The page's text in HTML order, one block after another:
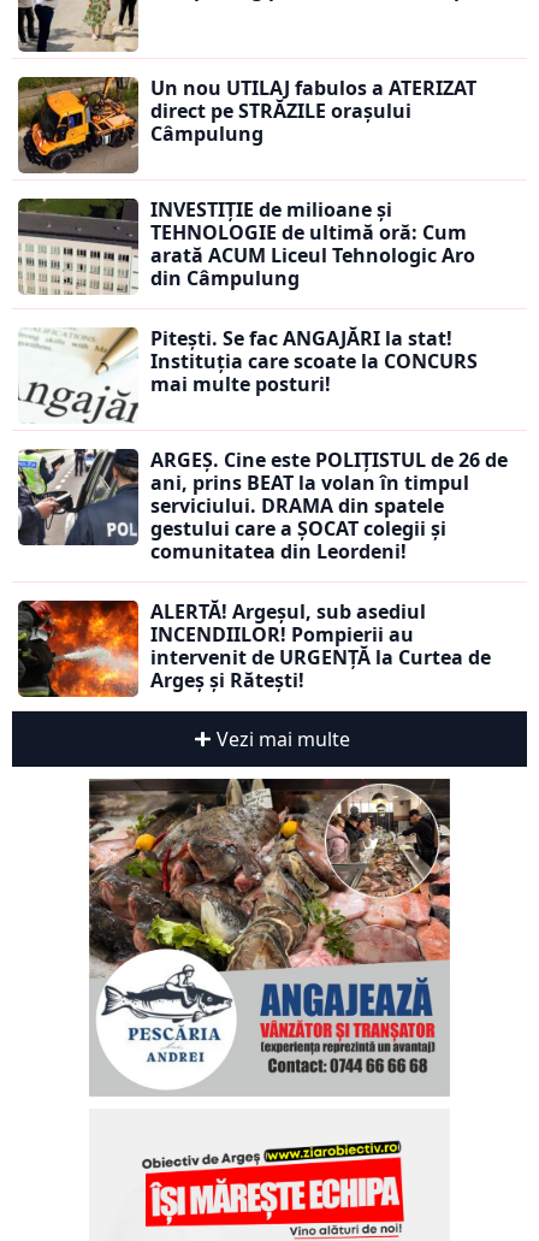
Un nou UTILAJ fabulos a ATERIZAT
direct pe STRĂZILE orașului
Câmpulung
INVESTIȚIE de milioane și
TEHNOLOGIE de ultimă oră: Cum
arată ACUM Liceul Tehnologic Aro
din Câmpulung
Pitești. Se fac ANGAJĂRI la stat!
Instituția care scoate la CONCURS
mai multe posturi!
ARGEȘ. Cine este POLIȚISTUL de 26 de
ani, prins BEAT la volan în timpul
serviciului. DRAMA din spatele
gestului care a ȘOCAT colegii și
comunitatea din Leordeni!
ALERTĂ! Argeșul, sub asediul
INCENDIILOR! Pompierii au
intervenit de URGENȚĂ la Curtea de
Argeș și Rătești!
Vezi mai multe